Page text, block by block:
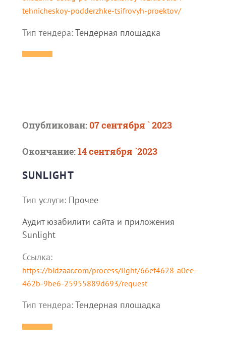
tehnicheskoy-podderzhke-tsifrovyh-proektov/
Тип тендера:Тендерная площадка
Опубликован:07 сентября ` 2023
Окончание:14 сентября `2023
SUNLIGHT
Тип услуги: Прочее
Аудит юзабилити сайта и приложения
Sunlight
Ссылка:
https://bidzaar.com/process/light/66ef4628-a0ee-
462b-9be6-25955889d693/request
Тип тендера:Тендерная площадка